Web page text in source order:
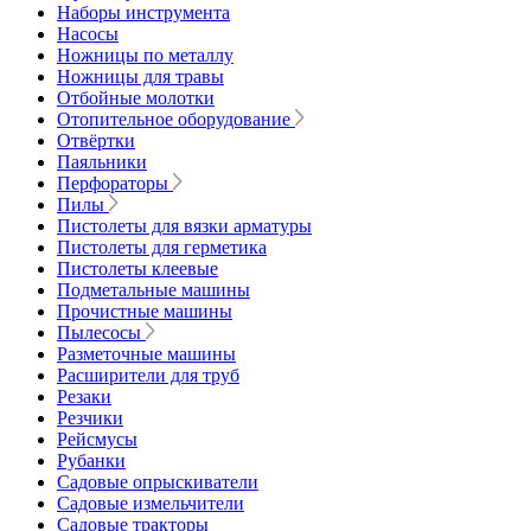
Наборы инструмента
Насосы
Ножницы по металлу
Ножницы для травы
Отбойные молотки
Отопительное оборудование
Отвёртки
Паяльники
Перфораторы
Пилы
Пистолеты для вязки арматуры
Пистолеты для герметика
Пистолеты клеевые
Подметальные машины
Прочистные машины
Пылесосы
Разметочные машины
Расширители для труб
Резаки
Резчики
Рейсмусы
Рубанки
Садовые опрыскиватели
Садовые измельчители
Садовые тракторы